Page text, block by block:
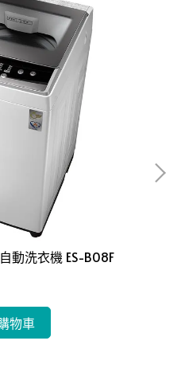
動洗衣機 ES-B08F
物車